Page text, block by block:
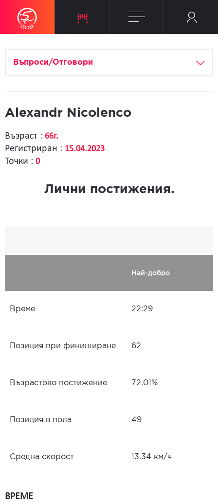
Въпроси/Отговори
Alexandr Nicolenco
Възраст : 66г.
Регистриран : 15.04.2023
Точки : 0
Лични постижения.
Най-добро
Време 22:29
Позиция при финиширане 62
Възрастово постижение 72.01%
Позиция в пола 49
Средна скорост 13.34 км/ч
ВРЕМЕ